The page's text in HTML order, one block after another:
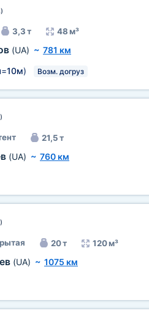
3,3 т 48 м³
(UA) ~ 781 км
10м) Возм. догруз
21,5 т
(UA) ~ 760 км
20 т 120 м³
(UA) ~ 1075 км